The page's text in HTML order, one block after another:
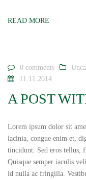
READ MORE
0 comments
11.11.2014
A POST
Lorem ipsum dolor sit
lacinia, congue enim et,
tincidunt. Sed eros tellus,
Quisque semper iaculis
id nulla ac fringilla.